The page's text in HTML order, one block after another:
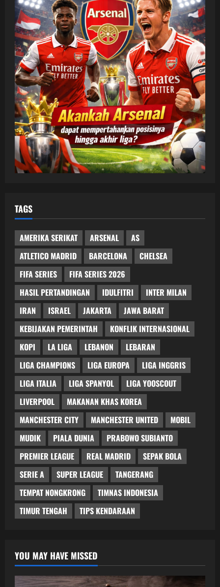
TAGS
AMERIKA SERIKAT ARSENAL
AS
ATLETICO MADRID
BARCELONA
CHELSEA
FIFA SERIES
FIFA SERIES 2026
HASIL PERTANDINGAN
IDULFITRI
INTER MILAN
IRAN
ISRAEL JAKARTA
JAWA BARAT
KEBIJAKAN PEMERINTAH
KONFLIK INTERNASIONAL
KOPI
LA LIGA LEBANON
LEBARAN
LIGA CHAMPIONS
LIGA EUROPA
LIGA INGGRIS
LIGA ITALIA
LIGA SPANYOL
LIGA YOOSCOUT
LIVERPOOL
MAKANAN KHAS KOREA
MANCHESTER CITY
MANCHESTER UNITED
MOBIL
MUDIK
PIALA DUNIA
PRABOWO SUBIANTO
PREMIER LEAGUE
REAL MADRID
SEPAK BOLA
SERIE A
SUPER LEAGUE
TANGERANG
TEMPAT NONGKRONG
TIMNAS INDONESIA
TIMUR TENGAH
TIPS KENDARAAN
YOU MAY HAVE MISSED